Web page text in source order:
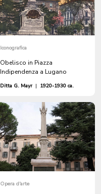
Iconografica
Obelisco in Piazza
Indipendenza a Lugano
Ditta G. Mayr | 1920-1930 ca.
Opera d'arte